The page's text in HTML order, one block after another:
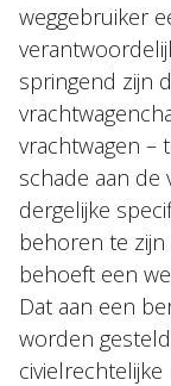
weggebruiker
springend zijn
vrachtwagen –
schade aan de
dergelijke
behoren te
behoeft een
Dat aan een
worden